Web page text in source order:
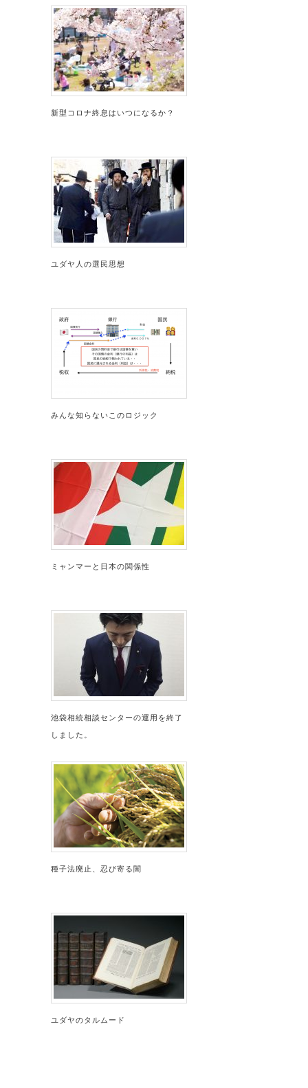
新型コロナ終息はいつになるか？
ユダヤ人の選民思想
みんな知らないこのロジック
ミャンマーと日本の関係性
池袋相続相談センターの運用を終了
しました。
種子法廃止、忍び寄る闇
ユダヤのタルムード